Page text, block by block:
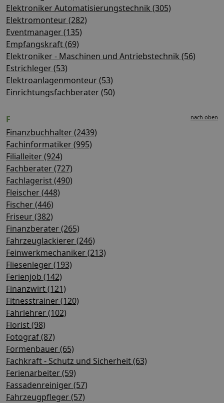
Elektroniker Automatisierungstechnik (305)
Elektromonteur (282)
Eventmanager (135)
Empfangskraft (69)
Elektroniker - Maschinen und Antriebstechnik (56)
Estrichleger (53)
Elektroanlagenmonteur (53)
Einrichtungsfachberater (50)
F nach oben
Finanzbuchhalter (2439)
Fachinformatiker (995)
Filialleiter (924)
Fachberater (727)
Fachlagerist (490)
Fleischer (448)
Fischer (446)
Friseur (382)
Finanzberater (265)
Fahrzeuglackierer (246)
Feinwerkmechaniker (213)
Fliesenleger (193)
Ferienjob (142)
Finanzwirt (121)
Fitnesstrainer (120)
Fahrlehrer (102)
Florist (98)
Fotograf (87)
Formenbauer (65)
Fachkraft - Schutz und Sicherheit (63)
Ferienarbeiter (59)
Fassadenreiniger (57)
Fahrzeugpfleger (57)